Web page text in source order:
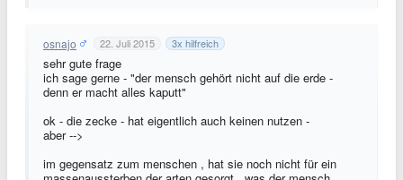
osnajo 22. Juli 2015 3x hilfreich
sehr gute frage
ich sage gerne - "der mensch gehört nicht auf die erde -
denn er macht alles kaputt"
ok - die zecke - hat eigentlich auch keinen nutzen -
aber -->
im gegensatz zum menschen , hat sie noch nicht für ein